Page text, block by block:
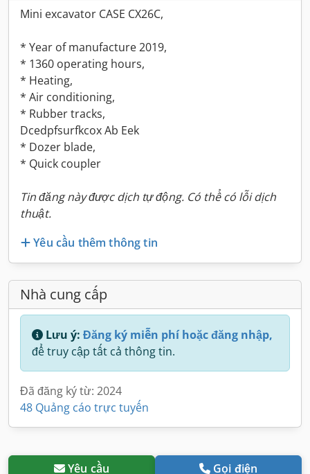
Mini excavator CASE CX26C,
* Year of manufacture 2019,
* 1360 operating hours,
* Heating,
* Air conditioning,
* Rubber tracks,
Dcedpfsurfkcox Ab Eek
* Dozer blade,
* Quick coupler
Tin đăng này được dịch tự động. Có thể có lỗi dịch
thuật.
Yêu cầu thêm thông tin
Nhà cung cấp
Lưu ý: Đăng ký miễn phí hoặc đăng nhập,
để truy cập tất cả thông tin.
Đã đăng ký từ: 2024
48 Quảng cáo trực tuyến
Yêu cầu Gọi điện